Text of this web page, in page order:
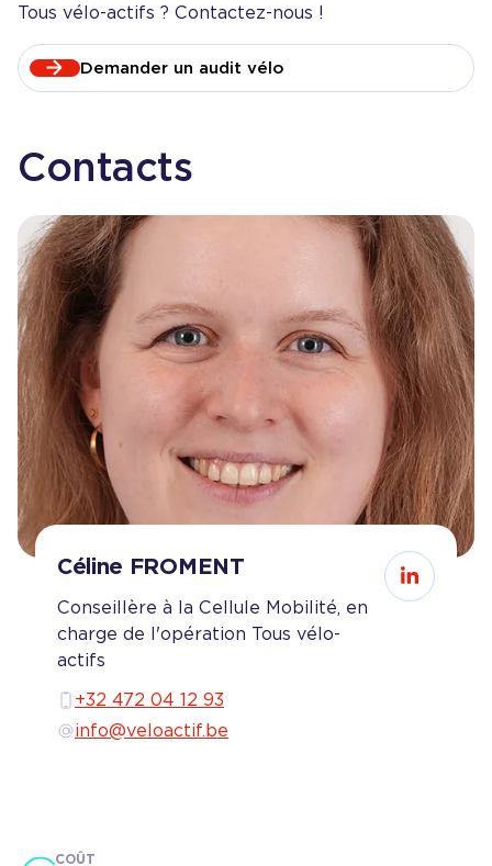
COÛT
Tous vélo-actifs ? Contactez-nous !
Demander un audit vélo
Contacts
Céline FROMENT
Conseillère à la Cellule Mobilité, en
charge de l'opération Tous vélo-
actifs
+32 472 04 12 93
info@veloactif.be